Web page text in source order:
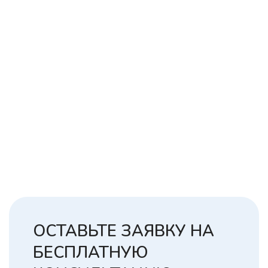
ОСТАВЬТЕ ЗАЯВКУ НА
БЕСПЛАТНУЮ